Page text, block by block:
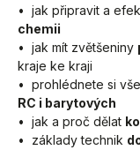
•  jak připravit a
chemii
•  jak mít zvětšeniny
kraje ke kraji
•  prohlédnete si
RC i barytových
•  jak a proč dělat
•  základy technik